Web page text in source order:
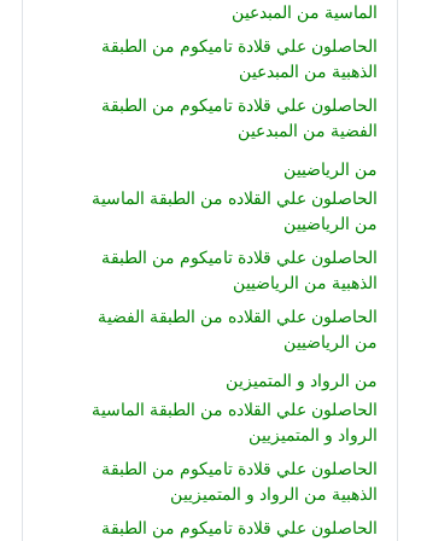
الماسية من المبدعين
الحاصلون علي قلادة تاميكوم من الطبقة
الذهبية من المبدعين
الحاصلون علي قلادة تاميكوم من الطبقة
الفضية من المبدعين
من الرياضيين
الحاصلون علي القلاده من الطبقة الماسية
من الرياضيين
الحاصلون علي قلادة تاميكوم من الطبقة
الذهبية من الرياضيين
الحاصلون علي القلاده من الطبقة الفضية
من الرياضيين
من الرواد و المتميزين
الحاصلون علي القلاده من الطبقة الماسية
الرواد و المتميزيين
الحاصلون علي قلادة تاميكوم من الطبقة
الذهبية من الرواد و المتميزيين
الحاصلون علي قلادة تاميكوم من الطبقة